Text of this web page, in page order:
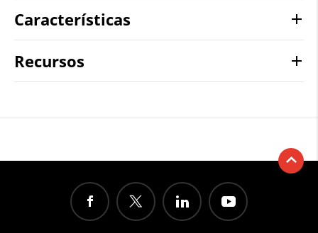
Características
Recursos